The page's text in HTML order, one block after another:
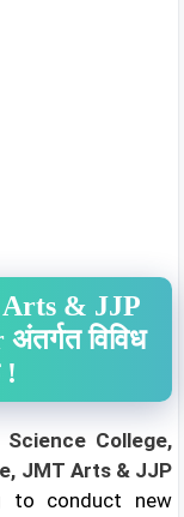
& JJP
अंतर्गत विविध
!
College,
JMT Arts & JJP
to conduct new